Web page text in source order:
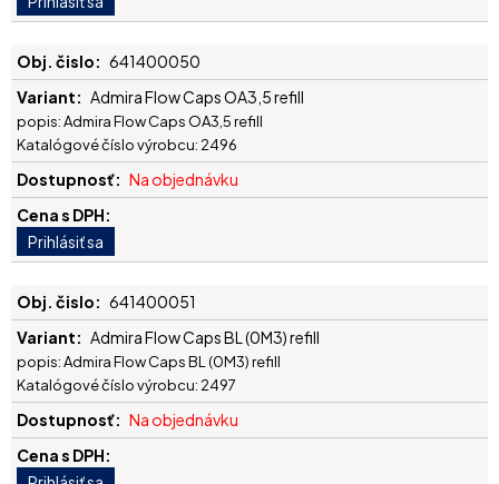
641400050
Admira Flow Caps OA3,5 refill
popis: Admira Flow Caps OA3,5 refill
Katalógové číslo výrobcu: 2496
Na objednávku
641400051
Admira Flow Caps BL (0M3) refill
popis: Admira Flow Caps BL (0M3) refill
Katalógové číslo výrobcu: 2497
Na objednávku